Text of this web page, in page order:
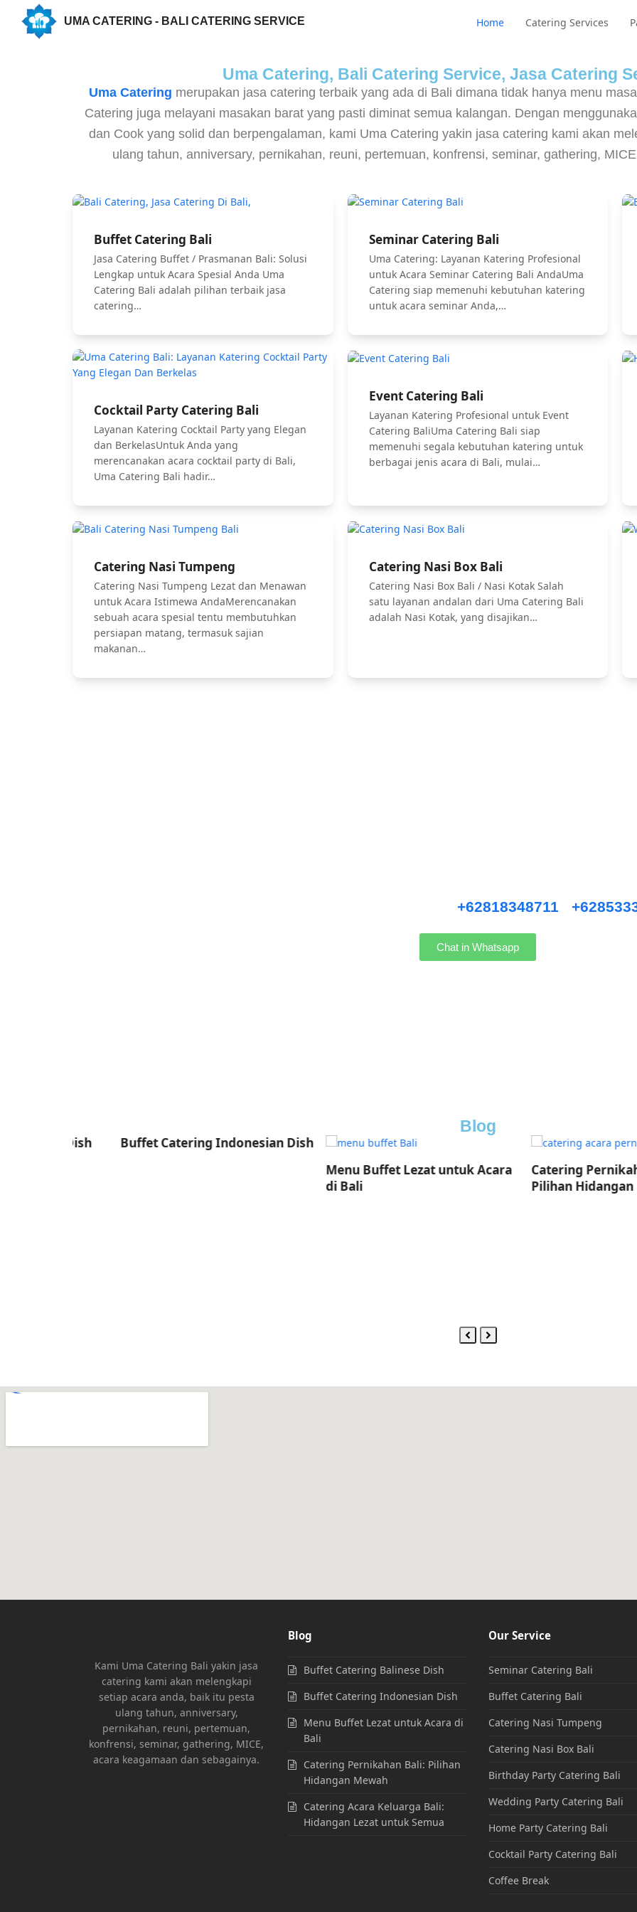
UMA CATERING - BALI CATERING SERVICE Home Catering Services
Uma Catering, Bali Catering Service, Jasa Catering
Uma Catering merupakan jasa catering terbaik yang ada di Bali dimana tidak hanya menu
Catering juga melayani masakan barat yang pasti diminat semua kalangan. Dengan
dan Cook yang solid dan berpengalaman, kami Uma Catering yakin jasa catering kami akan
ulang tahun, anniversary, pernikahan, reuni, pertemuan, konfrensi, seminar, gathering,
Buffet Catering Bali
Jasa Catering Buffet / Prasmanan Bali: Solusi
Lengkap untuk Acara Spesial Anda Uma
Catering Bali adalah pilihan terbaik jasa
catering…
Seminar Catering Bali
Uma Catering: Layanan Katering Profesional
untuk Acara Seminar Catering Bali AndaUma
Catering siap memenuhi kebutuhan katering
untuk acara seminar Anda,…
Cocktail Party Catering Bali
Layanan Katering Cocktail Party yang Elegan
dan BerkelasUntuk Anda yang
merencanakan acara cocktail party di Bali,
Uma Catering Bali hadir…
Event Catering Bali
Layanan Katering Profesional untuk Event
Catering BaliUma Catering Bali siap
memenuhi segala kebutuhan katering untuk
berbagai jenis acara di Bali, mulai…
Catering Nasi Tumpeng
Catering Nasi Tumpeng Lezat dan Menawan
untuk Acara Istimewa AndaMerencanakan
sebuah acara spesial tentu membutuhkan
persiapan matang, termasuk sajian
makanan…
Catering Nasi Box Bali
Catering Nasi Box Bali / Nasi Kotak Salah
satu layanan andalan dari Uma Catering Bali
adalah Nasi Kotak, yang disajikan…
+62818348711
Chat in Whatsapp
Blog
Buffet Catering Indonesian Dish
Menu Buffet Lezat untuk Acara
Catering Pernikahan Bali:
Pilihan Hidangan Mewah
Kami Uma Catering Bali yakin jasa
catering kami akan melengkapi
setiap acara anda, baik itu pesta
ulang tahun, anniversary,
pernikahan, reuni, pertemuan,
konfrensi, seminar, gathering, MICE,
acara keagamaan dan sebagainya.
Blog
Buffet Catering Balinese Dish
Buffet Catering Indonesian Dish
Menu Buffet Lezat untuk Acara di
Bali
Catering Pernikahan Bali: Pilihan
Hidangan Mewah
Catering Acara Keluarga Bali:
Hidangan Lezat untuk Semua
Our Service
Seminar Catering Bali
Buffet Catering Bali
Catering Nasi Tumpeng
Catering Nasi Box Bali
Birthday Party Catering Bali
Wedding Party Catering Bali
Home Party Catering Bali
Cocktail Party Catering Bali
Coffee Break